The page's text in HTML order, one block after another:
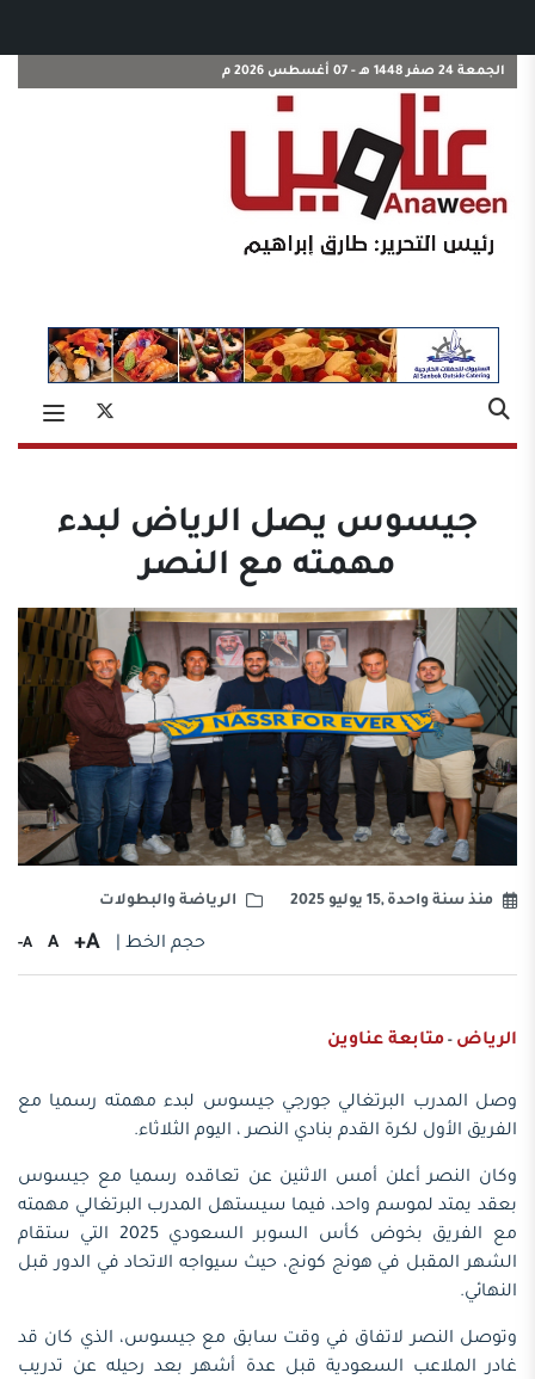
الجمعة 24 صفر 1448 هـ - 07 أغسطس 2026 م
جيسوس يصل الرياض لبدء
مهمته مع النصر
منذ سنة واحدة ,15 يوليو 2025 الرياضة والبطولات
حجم الخط | A+
A
A-
الرياض - متابعة عناوين
وصل المدرب البرتغالي جورجي جيسوس لبدء مهمته رسميا مع
الفريق الأول لكرة القدم بنادي النصر ، اليوم الثلاثاء.
وكان النصر أعلن أمس الاثنين عن تعاقده رسميا مع جيسوس
بعقد يمتد لموسم واحد، فيما سيستهل المدرب البرتغالي مهمته
مع الفريق بخوض كأس السوبر السعودي 2025 التي ستقام
الشهر المقبل في هونج كونج، حيث سيواجه الاتحاد في الدور قبل
النهائي.
وتوصل النصر لاتفاق في وقت سابق مع جيسوس، الذي كان قد
غادر الملاعب السعودية قبل عدة أشهر بعد رحيله عن تدريب